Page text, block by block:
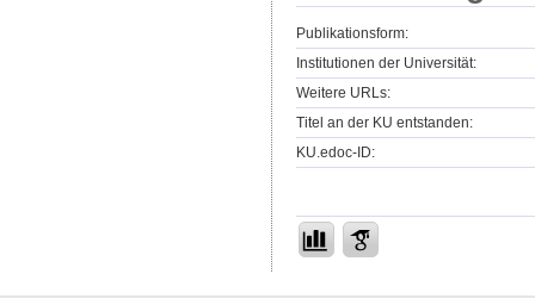
Publikationsform:
Institutionen der Universität:
Weitere URLs:
Titel an der KU entstanden:
KU.edoc-ID: